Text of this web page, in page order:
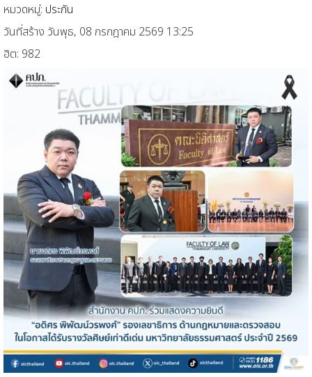
หมวดหมู่: ประกัน
วันที่สร้าง วันพุธ, 08 กรกฎาคม 2569 13:25
ฮิต: 982